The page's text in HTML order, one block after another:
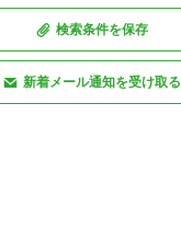
検索条件を保存
新着メール通知を受け取る